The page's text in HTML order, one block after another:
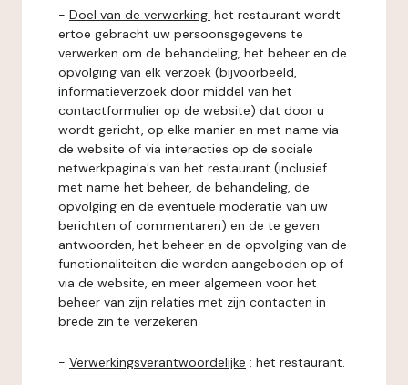
- Doel van de verwerking: het restaurant wordt
ertoe gebracht uw persoonsgegevens te
verwerken om de behandeling, het beheer en de
opvolging van elk verzoek (bijvoorbeeld,
informatieverzoek door middel van het
contactformulier op de website) dat door u
wordt gericht, op elke manier en met name via
de website of via interacties op de sociale
netwerkpagina's van het restaurant (inclusief
met name het beheer, de behandeling, de
opvolging en de eventuele moderatie van uw
berichten of commentaren) en de te geven
antwoorden, het beheer en de opvolging van de
functionaliteiten die worden aangeboden op of
via de website, en meer algemeen voor het
beheer van zijn relaties met zijn contacten in
brede zin te verzekeren.
- Verwerkingsverantwoordelijke : het restaurant.